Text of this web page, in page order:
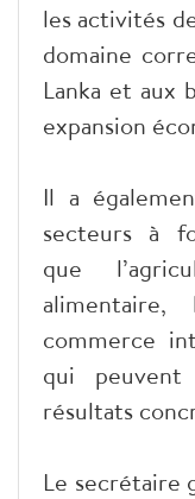
les activités
domaine
Lanka et aux
expansion
Il a
secteurs à
que
commerce
qui peuvent
résultats
Le secrétaire